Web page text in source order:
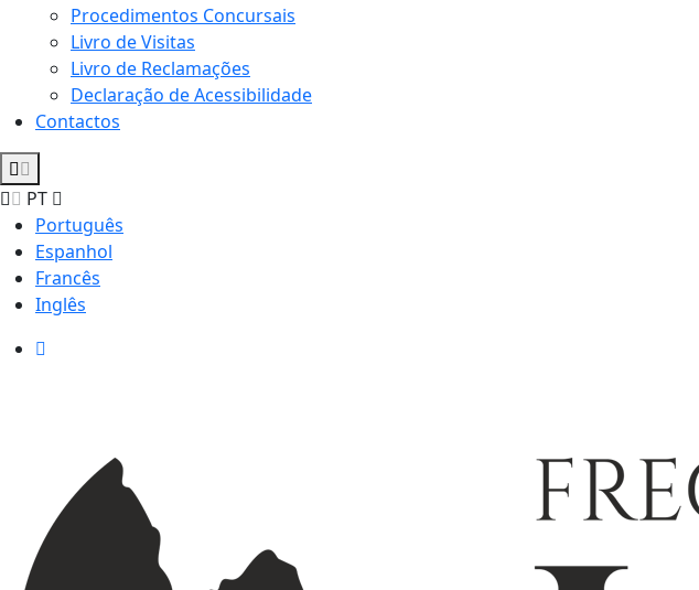
Procedimentos Concursais
Livro de Visitas
Livro de Reclamações
Declaração de Acessibilidade
Contactos
PT
Português
Espanhol
Francês
Inglês